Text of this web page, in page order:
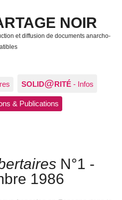
NOIR
et diffusion de documents anarcho-
SOLID@RITÉ - Infos
& Publications
N°1 -
1986